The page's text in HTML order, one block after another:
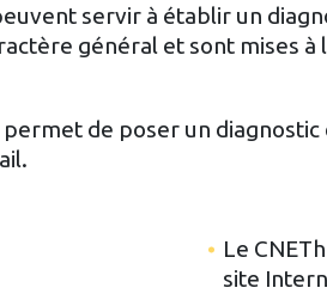
servir à établir un
général et sont mises à
de poser un
Le
site